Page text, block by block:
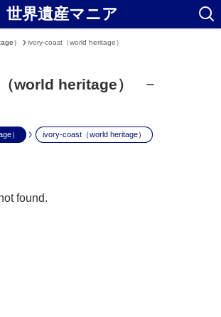
世界遺産マニア
） ivory-coast（world heritage）
world heritage）
–
） ivory-coast（world heritage）
found.